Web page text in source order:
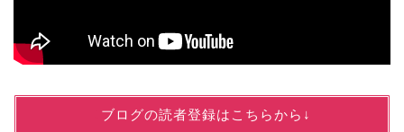
↓ブログの読者登録はこちらから↓